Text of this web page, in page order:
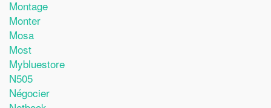
Montage
Monter
Mosa
Most
Mybluestore
N505
Négocier